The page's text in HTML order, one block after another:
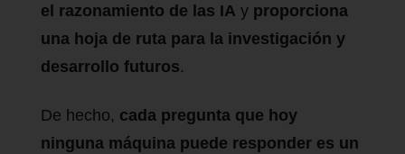
el razonamiento de las IA y proporciona
una hoja de ruta para la investigación y
desarrollo futuros.
De hecho, cada pregunta que hoy
ninguna máquina puede responder es un